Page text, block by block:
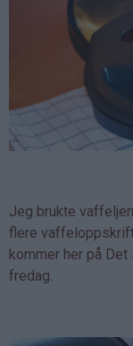
Jeg brukte
flere
kommer her på
fredag.